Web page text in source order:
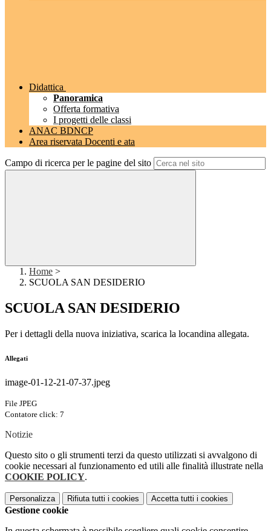
Didattica
Panoramica
Offerta formativa
I progetti delle classi
ANAC BDNCP
Area riservata Docenti e ata
Campo di ricerca per le pagine del sito
Home >
SCUOLA SAN DESIDERIO
SCUOLA SAN DESIDERIO
Per i dettagli della nuova iniziativa, scarica la locandina allegata.
Allegati
image-01-12-21-07-37.jpeg
File JPEG
Contatore click: 7
Notizie
Questo sito o gli strumenti terzi da questo utilizzati si avvalgono di
cookie necessari al funzionamento ed utili alle finalità illustrate nella
COOKIE POLICY.
Personalizza Rifiuta tutti i cookies Accetta tutti i cookies
Gestione cookie